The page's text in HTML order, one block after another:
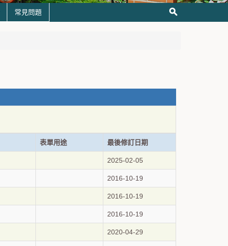
常見問題
表單用途 最後修訂日期
2025-02-05
2016-10-19
2016-10-19
2016-10-19
2020-04-29